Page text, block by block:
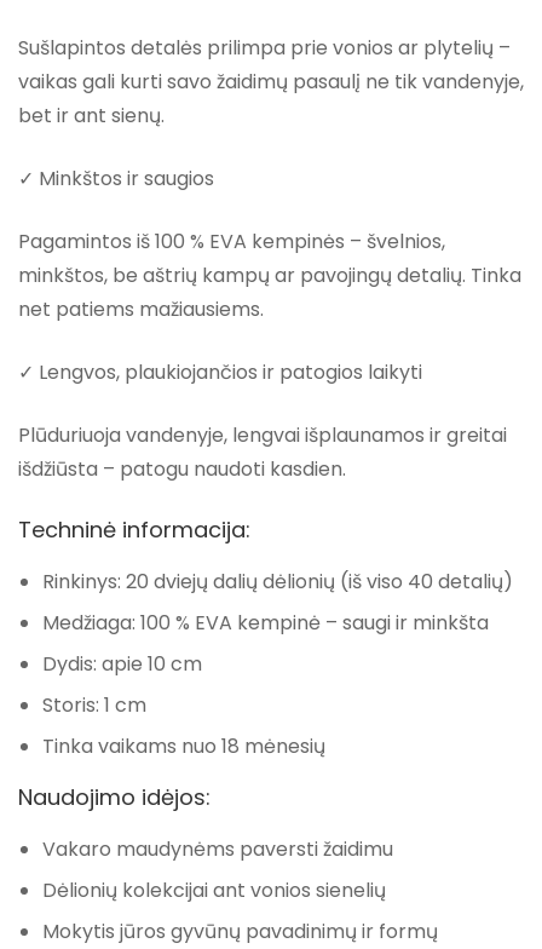
Sušlapintos detalės prilimpa prie vonios ar plytelių –
vaikas gali kurti savo žaidimų pasaulį ne tik vandenyje,
bet ir ant sienų.
✓ Minkštos ir saugios
Pagamintos iš 100 % EVA kempinės – švelnios,
minkštos, be aštrių kampų ar pavojingų detalių. Tinka
net patiems mažiausiems.
✓ Lengvos, plaukiojančios ir patogios laikyti
Plūduriuoja vandenyje, lengvai išplaunamos ir greitai
išdžiūsta – patogu naudoti kasdien.
Techninė informacija:
Rinkinys: 20 dviejų dalių dėlionių (iš viso 40 detalių)
Medžiaga: 100 % EVA kempinė – saugi ir minkšta
Dydis: apie 10 cm
Storis: 1 cm
Tinka vaikams nuo 18 mėnesių
Naudojimo idėjos:
Vakaro maudynėms paversti žaidimu
Dėlionių kolekcijai ant vonios sienelių
Mokytis jūros gyvūnų pavadinimų ir formų